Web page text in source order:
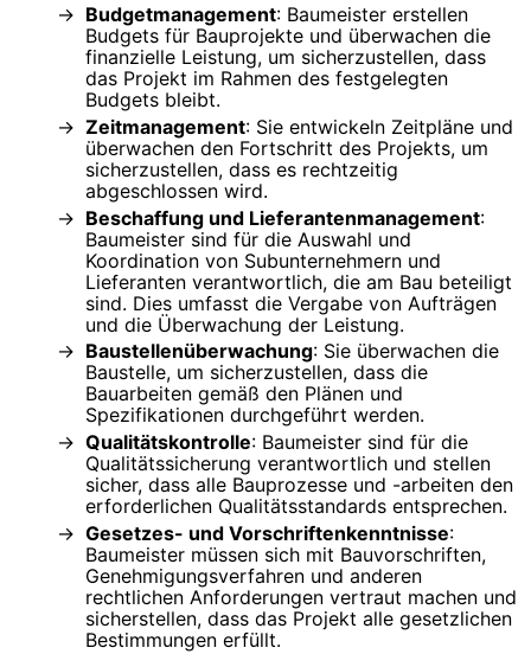
Budgetmanagement: Baumeister erstellen
Budgets für Bauprojekte und überwachen die
finanzielle Leistung, um sicherzustellen, dass
das Projekt im Rahmen des festgelegten
Budgets bleibt.
Zeitmanagement: Sie entwickeln Zeitpläne und
überwachen den Fortschritt des Projekts, um
sicherzustellen, dass es rechtzeitig
abgeschlossen wird.
Beschaffung und Lieferantenmanagement:
Baumeister sind für die Auswahl und
Koordination von Subunternehmern und
Lieferanten verantwortlich, die am Bau beteiligt
sind. Dies umfasst die Vergabe von Aufträgen
und die Überwachung der Leistung.
Baustellenüberwachung: Sie überwachen die
Baustelle, um sicherzustellen, dass die
Bauarbeiten gemäß den Plänen und
Spezifikationen durchgeführt werden.
Qualitätskontrolle: Baumeister sind für die
Qualitätssicherung verantwortlich und stellen
sicher, dass alle Bauprozesse und -arbeiten den
erforderlichen Qualitätsstandards entsprechen.
Gesetzes- und Vorschriftenkenntnisse:
Baumeister müssen sich mit Bauvorschriften,
Genehmigungsverfahren und anderen
rechtlichen Anforderungen vertraut machen und
sicherstellen, dass das Projekt alle gesetzlichen
Bestimmungen erfüllt.